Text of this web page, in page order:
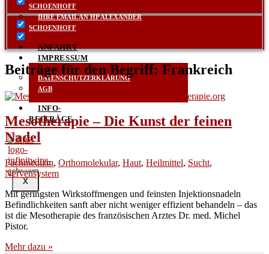
SCHOENHOFF
IHRE EMAIL AN HP ALEXANDER
SCHOENHOFF
ANFAHRT
IMPRESSUM
DATENSCHUTZERKLÄRUNG
AGB
INFO-
BEITRÄGE
X
Beiträge für den Begriff: Frankreich
Mesotherapie – Die Kunst der feinen
Nadel
Fachmedizin, Orthomolekular, Haut, Heilmittel, Sucht,
Nervensystem
Mit gerings­ten Wirk­stoff­men­gen und feins­ten Injek­ti­ons­na­deln
Befind­lich­kei­ten sanft aber nicht weni­ger effi­zi­ent behan­deln – das
ist die Meso­the­ra­pie des fran­zö­si­schen Arz­tes Dr. med. Michel
Pistor.
Mehr dazu »